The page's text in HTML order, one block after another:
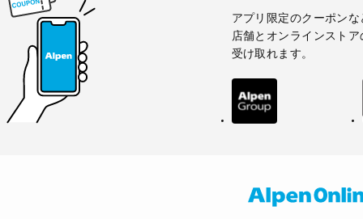
アプリ限定のクーポンな
店舗とオンラインスト
受け取れます。